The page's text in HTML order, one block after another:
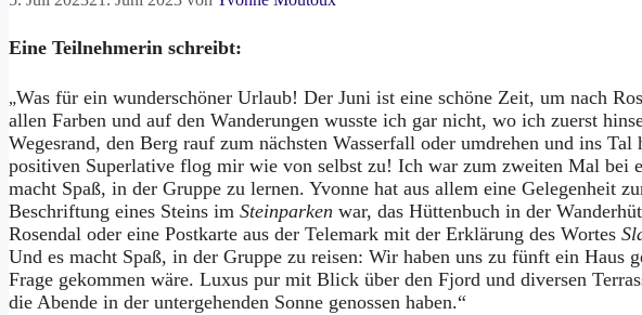
Eine Teilnehmerin schreibt:
„Was für ein wunderschöner Urlaub! Der Juni ist eine schöne Zeit, um nach
allen Farben und auf den Wanderungen wusste ich gar nicht, wo ich zuerst
Wegesrand, den Berg rauf zum nächsten Wasserfall oder umdrehen und ins
positiven Superlative flog mir wie von selbst zu! Ich war zum zweiten Mal bei
macht Spaß, in der Gruppe zu lernen. Yvonne hat aus allem eine Gelegenheit
Beschriftung eines Steins im Steinparken war, das Hüttenbuch in der
Rosendal oder eine Postkarte aus der Telemark mit der Erklärung des Wortes
Und es macht Spaß, in der Gruppe zu reisen: Wir haben uns zu fünft ein Haus
Frage gekommen wäre. Luxus pur mit Blick über den Fjord und diversen
die Abende in der untergehenden Sonne genossen haben.“